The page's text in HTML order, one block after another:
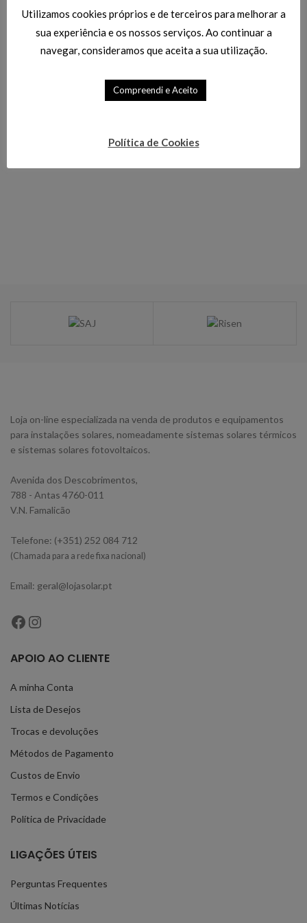
Elementos – SYGMA
Climatização,
Emissores de
436.60€
Elementos – SYGMA
Climatização,
Consumo
Loja on-line especializada na venda de produtos e equipamentos
para instalações solares, nomeadamente sistemas solares térmicos
e sistemas solares fotovoltaicos.
Avenida dos Descobrimentos,
788 - Antas 4760-011
V.N. Famalicão
Telefone: (+351) 252 084 712
(Chamada para a rede fixa nacional)
Email: geral@lojasolar.pt
APOIO AO CLIENTE
A minha Conta
Lista de Desejos
Trocas e devoluções
Métodos de Pagamento
Custos de Envio
Termos e Condições
Política de Privacidade
LIGAÇÕES ÚTEIS
Perguntas Frequentes
Últimas Notícias
Utilizamos cookies próprios e de terceiros para melhorar a
sua experiência e os nossos serviços. Ao continuar a
navegar, consideramos que aceita a sua utilização.
Compreendi e Aceito
Política de Cookies